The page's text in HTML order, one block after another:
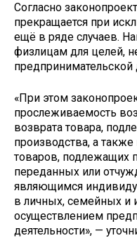
Согласно
прекращается при
ещё в ряде случаев.
физлицам для целей,
предпринимательской
«При этом
прослеживаемость
возврата товара,
производства, а
товаров, подлежащих
переданных или
являющимся
в личных, семейных и
осуществлением
деятельности», —